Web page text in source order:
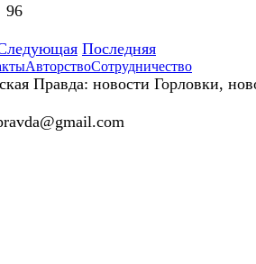
96
Последняя
АвторствоСотрудничество
Правда: новости Горловки,